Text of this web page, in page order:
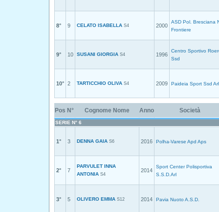
8° 9 CELATO ISABELLA S4 2000
ASD Pol. Bresciana
Frontiere
9° 10 SUSANI GIORGIA S4 1996
Centro Sportivo
Ssd
10° 2 TARTICCHIO OLIVA S4 2009 Paideia Sport Ssd Arl
Pos N° Cognome Nome Anno Società
SERIE N° 6
1° 3 DENNA GAIA S6 2016 Polha-Varese Apd Aps
2° 7
PARVULET INNA
ANTONIA S4
2014
Sport Center Polisportiva
S.S.D.Arl
3° 5 OLIVERO EMMA S12 2014 Pavia Nuoto A.S.D.